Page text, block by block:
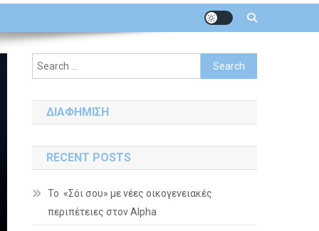
Search
for:
ΔΙΑΦΗΜΙΣΗ
RECENT POSTS
Το «Σόι σου» με νέες οικογενειακές
περιπέτειες στον Alpha